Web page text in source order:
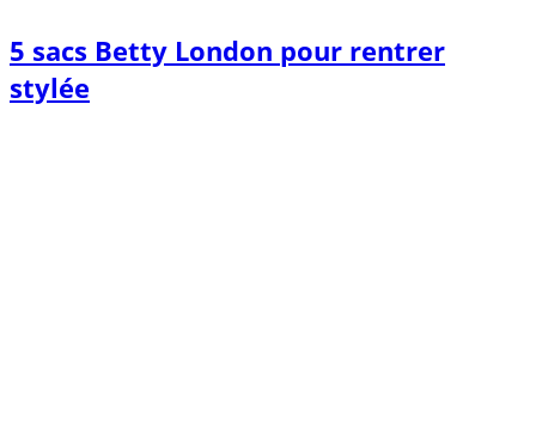
5 sacs Betty London pour rentrer
stylée